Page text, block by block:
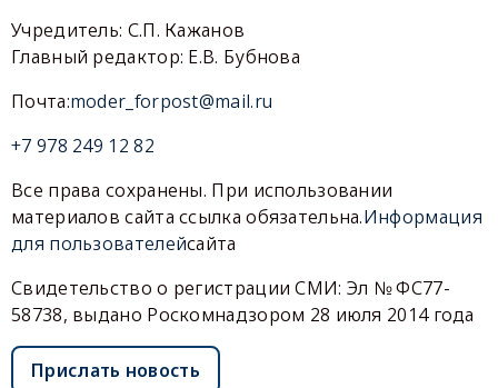
Учредитель: С.П. Кажанов
Главный редактор: Е.В. Бубнова
Почта:moder_forpost@mail.ru
+7 978 249 12 82
Все права сохранены. При использовании
материалов сайта ссылка обязательна.Информация
для пользователейсайта
Свидетельство о регистрации СМИ: Эл № ФС77-
58738, выдано Роскомнадзором 28 июля 2014 года
Прислать новость